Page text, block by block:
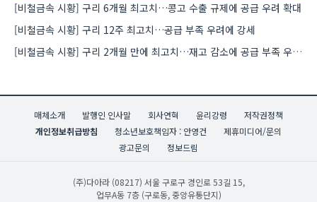
[비철금속 시황] 구리 6개월 최고치…콩고 수출 규제에 공급 우려 확대
[비철금속 시황] 구리 12주 최고치…공급 부족 우려에 강세
[비철금속 시황] 구리 2개월 만에 최고치…재고 감소에 공급 부족 우려 확대
매체소개 발행인 인사말 회사연혁 윤리강령
저작권정책
개인정보취급방침
청소년보호책임자 : 안영건
제휴미디어/문의
광고문의
정보드림
(주)다아라 (08217) 서울 구로구 경인로 53길 15,
업무A동 7층 (구로동, 중앙유통단지)